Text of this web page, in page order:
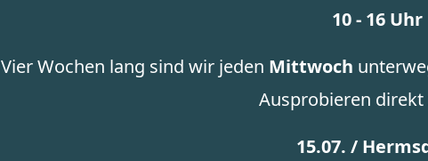
10 - 16 Uhr
Vier Wochen lang sind wir jeden Mittwoch
Ausprobieren direkt
15.07. /